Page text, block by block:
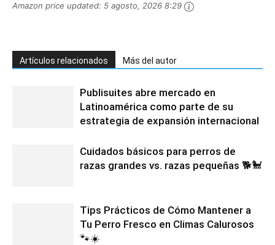
Amazon price updated: 5 agosto, 2026 8:29
Artículos relacionados Más del autor
Publisuites abre mercado en
Latinoamérica como parte de su
estrategia de expansión internacional
Cuidados básicos para perros de
razas grandes vs. razas pequeñas 🐕🐩
Tips Prácticos de Cómo Mantener a
Tu Perro Fresco en Climas Calurosos
🐾☀️